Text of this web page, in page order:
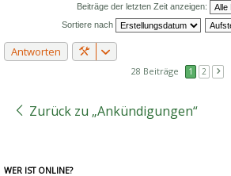
Beiträge der letzten Zeit anzeigen:
Sortiere nach
Antworten
28 Beiträge 1 2
Zurück zu „Ankündigungen“
WER IST ONLINE?